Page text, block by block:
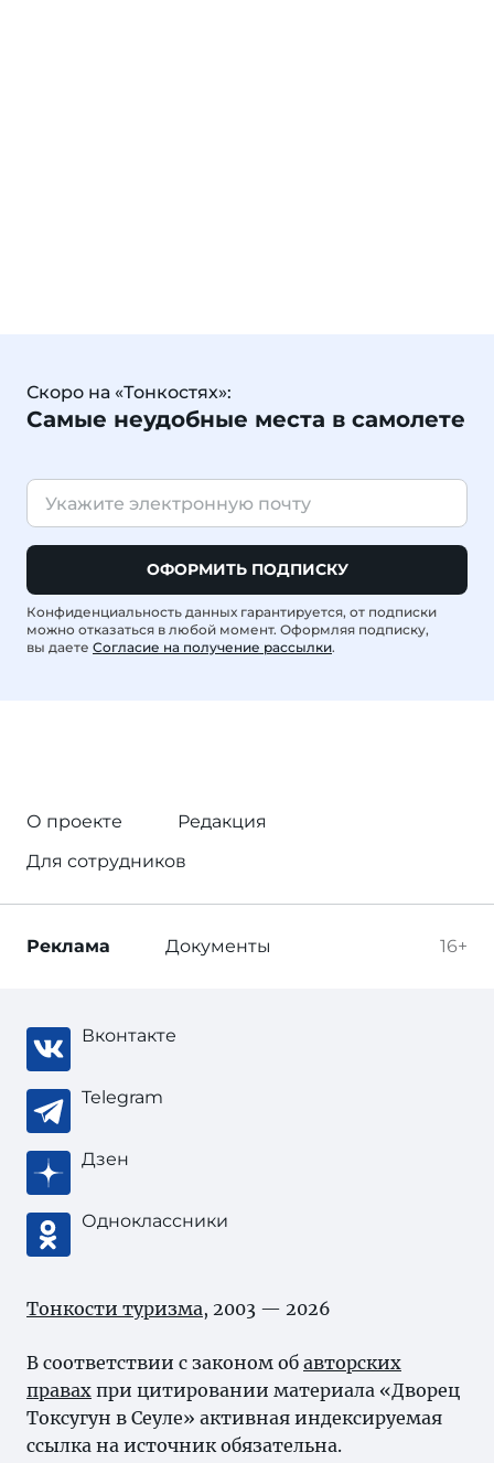
Скоро на «Тонкостях»:
Самые неудобные места в самолете
ОФОРМИТЬ ПОДПИСКУ
Конфиденциальность данных гарантируется, от подписки
можно отказаться в любой момент. Оформляя подписку,
вы даете Согласие на получение рассылки.
О проекте
Редакция
Для сотрудников
16+
Реклама Документы
Вконтакте
Telegram
Дзен
Одноклассники
Тонкости туризма, 2003 — 2026
В соответствии с законом об авторских
правах при цитировании материала «Дворец
Токсугун в Сеуле» активная индексируемая
ссылка на источник обязательна.